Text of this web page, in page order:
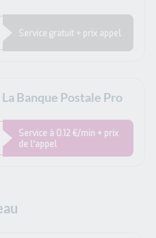
Service gratuit + prix appel
Banque Postale Pro
Service à 0.12 €/min + prix
de l’appel